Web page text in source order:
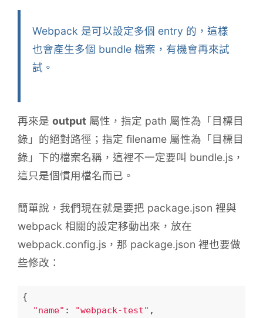
Webpack 是可以設定多個 entry 的，這樣
也會產生多個 bundle 檔案，有機會再來試
試。
再來是 output 屬性，指定 path 屬性為「目標目
錄」的絕對路徑；指定 filename 屬性為「目標目
錄」下的檔案名稱，這裡不一定要叫 bundle.js，
這只是個慣用檔名而已。
簡單說，我們現在就是要把 package.json 裡與
webpack 相關的設定移動出來，放在
webpack.config.js，那 package.json 裡也要做
些修改：
{
"name" : "webpack-test" ,